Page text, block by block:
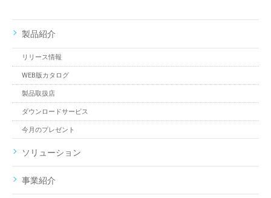
製品紹介
リリース情報
WEB版カタログ
製品取扱店
ダウンロードサービス
今月のプレゼント
ソリューション
事業紹介